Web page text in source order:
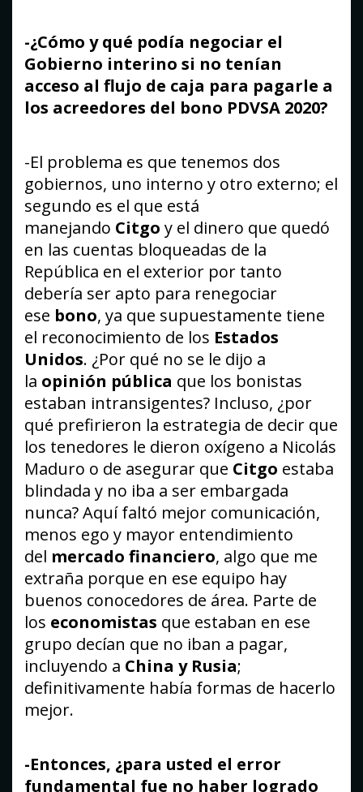
-¿Cómo y qué podía negociar el
Gobierno interino si no tenían
acceso al flujo de caja para pagarle a
los acreedores del bono PDVSA 2020?
-El problema es que tenemos dos
gobiernos, uno interno y otro externo; el
segundo es el que está
manejando Citgo y el dinero que quedó
en las cuentas bloqueadas de la
República en el exterior por tanto
debería ser apto para renegociar
ese bono, ya que supuestamente tiene
el reconocimiento de los Estados
Unidos. ¿Por qué no se le dijo a
la opinión pública que los bonistas
estaban intransigentes? Incluso, ¿por
qué prefirieron la estrategia de decir que
los tenedores le dieron oxígeno a Nicolás
Maduro o de asegurar que Citgo estaba
blindada y no iba a ser embargada
nunca? Aquí faltó mejor comunicación,
menos ego y mayor entendimiento
del mercado financiero, algo que me
extraña porque en ese equipo hay
buenos conocedores de área. Parte de
los economistas que estaban en ese
grupo decían que no iban a pagar,
incluyendo a China y Rusia;
definitivamente había formas de hacerlo
mejor.
-Entonces, ¿para usted el error
fundamental fue no haber logrado